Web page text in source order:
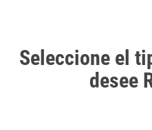
Seleccione el
desee